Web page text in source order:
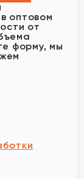
оптовом
от
форму, мы